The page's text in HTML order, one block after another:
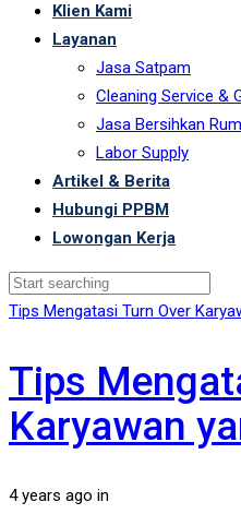
Klien Kami
Layanan
Jasa Satpam
Cleaning Service &
Jasa Bersihkan
Labor Supply
Artikel & Berita
Hubungi PPBM
Lowongan Kerja
Tips Mengatasi Turn Over
Tips
Karyawan
4 years ago in